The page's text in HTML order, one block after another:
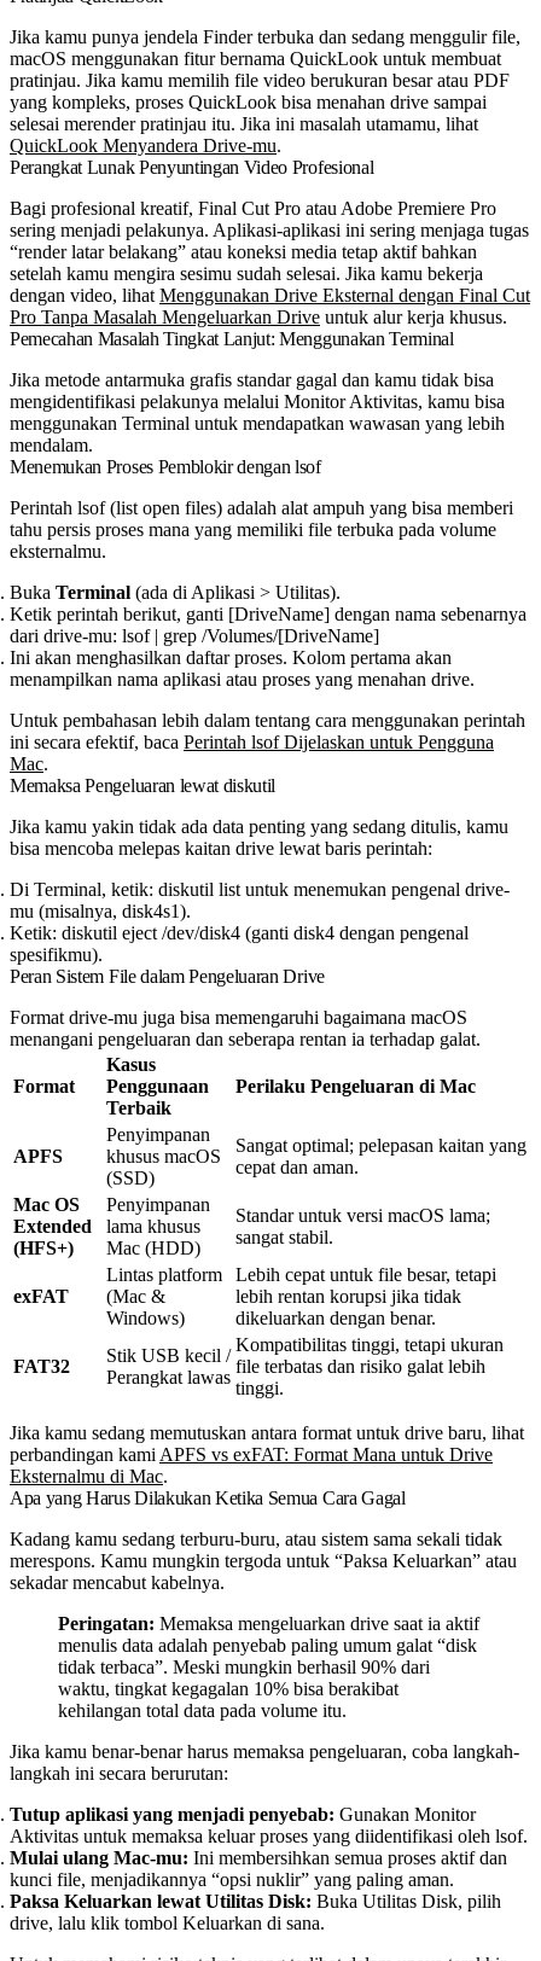
Jika kamu punya jendela Finder terbuka dan sedang menggulir file,
macOS menggunakan fitur bernama QuickLook untuk membuat
pratinjau. Jika kamu memilih file video berukuran besar atau PDF
yang kompleks, proses QuickLook bisa menahan drive sampai
selesai merender pratinjau itu. Jika ini masalah utamamu, lihat
QuickLook Menyandera Drive-mu.
Perangkat Lunak Penyuntingan Video Profesional
Bagi profesional kreatif, Final Cut Pro atau Adobe Premiere Pro
sering menjadi pelakunya. Aplikasi-aplikasi ini sering menjaga tugas
“render latar belakang” atau koneksi media tetap aktif bahkan
setelah kamu mengira sesimu sudah selesai. Jika kamu bekerja
dengan video, lihat Menggunakan Drive Eksternal dengan Final Cut
Pro Tanpa Masalah Mengeluarkan Drive untuk alur kerja khusus.
Pemecahan Masalah Tingkat Lanjut: Menggunakan Terminal
Jika metode antarmuka grafis standar gagal dan kamu tidak bisa
mengidentifikasi pelakunya melalui Monitor Aktivitas, kamu bisa
menggunakan Terminal untuk mendapatkan wawasan yang lebih
mendalam.
Menemukan Proses Pemblokir denganlsof
Perintah lsof(list open files) adalah alat ampuh yang bisa memberi
tahu persis proses mana yang memiliki file terbuka pada volume
eksternalmu.
Buka Terminal (ada di Aplikasi > Utilitas).
Ketik perintah berikut, ganti [DriveName] dengan nama sebenarnya
dari drive-mu: lsof | grep /Volumes/[DriveName]
Ini akan menghasilkan daftar proses. Kolom pertama akan
menampilkan nama aplikasi atau proses yang menahan drive.
Untuk pembahasan lebih dalam tentang cara menggunakan perintah
ini secara efektif, baca Perintah lsof Dijelaskan untuk Pengguna
Mac.
Memaksa Pengeluaran lewat diskutil
Jika kamu yakin tidak ada data penting yang sedang ditulis, kamu
bisa mencoba melepas kaitan drive lewat baris perintah:
Di Terminal, ketik: diskutil list untuk menemukan pengenal drive-
mu (misalnya, disk4s1).
Ketik: diskutil eject /dev/disk4 (ganti disk4 dengan pengenal
spesifikmu).
Peran Sistem File dalam Pengeluaran Drive
Format drive-mu juga bisa memengaruhi bagaimana macOS
menangani pengeluaran dan seberapa rentan ia terhadap galat.
Format
Kasus
Penggunaan
Terbaik
Perilaku Pengeluaran di Mac
APFS
Penyimpanan
khusus macOS
(SSD)
Sangat optimal; pelepasan kaitan yang
cepat dan aman.
Mac OS
Extended
(HFS+)
Penyimpanan
lama khusus
Mac (HDD)
Standar untuk versi macOS lama;
sangat stabil.
exFAT
Lintas platform
(Mac &
Windows)
Lebih cepat untuk file besar, tetapi
lebih rentan korupsi jika tidak
dikeluarkan dengan benar.
FAT32
Stik USB kecil /
Perangkat lawas
Kompatibilitas tinggi, tetapi ukuran
file terbatas dan risiko galat lebih
tinggi.
Jika kamu sedang memutuskan antara format untuk drive baru, lihat
perbandingan kami APFS vs exFAT: Format Mana untuk Drive
Eksternalmu di Mac.
Apa yang Harus Dilakukan Ketika Semua Cara Gagal
Kadang kamu sedang terburu-buru, atau sistem sama sekali tidak
merespons. Kamu mungkin tergoda untuk “Paksa Keluarkan” atau
sekadar mencabut kabelnya.
Peringatan: Memaksa mengeluarkan drive saat ia aktif
menulis data adalah penyebab paling umum galat “disk
tidak terbaca”. Meski mungkin berhasil 90% dari
waktu, tingkat kegagalan 10% bisa berakibat
kehilangan total data pada volume itu.
Jika kamu benar-benar harus memaksa pengeluaran, coba langkah-
langkah ini secara berurutan:
Tutup aplikasi yang menjadi penyebab: Gunakan Monitor
Aktivitas untuk memaksa keluar proses yang diidentifikasi oleh lsof.
Mulai ulang Mac-mu: Ini membersihkan semua proses aktif dan
kunci file, menjadikannya “opsi nuklir” yang paling aman.
Paksa Keluarkan lewat Utilitas Disk: Buka Utilitas Disk, pilih
drive, lalu klik tombol Keluarkan di sana.